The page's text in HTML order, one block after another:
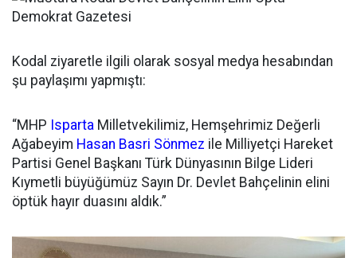
Kodal ziyaretle ilgili olarak sosyal medya hesabından
şu paylaşımı yapmıştı:
“MHP Isparta Milletvekilimiz, Hemşehrimiz Değerli
Ağabeyim Hasan Basri Sönmez ile Milliyetçi Hareket
Partisi Genel Başkanı Türk Dünyasının Bilge Lideri
Kıymetli büyüğümüz Sayın Dr. Devlet Bahçelinin elini
öptük hayır duasını aldık.”